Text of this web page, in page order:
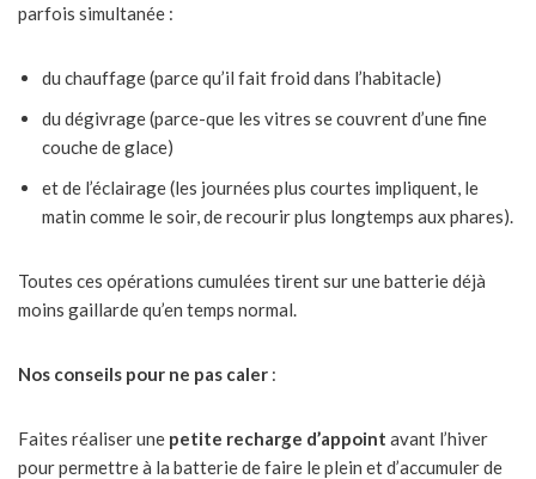
parfois simultanée :
du chauffage (parce qu’il fait froid dans l’habitacle)
du dégivrage (parce-que les vitres se couvrent d’une fine
couche de glace)
et de l’éclairage (les journées plus courtes impliquent, le
matin comme le soir, de recourir plus longtemps aux phares).
Toutes ces opérations cumulées tirent sur une batterie déjà
moins gaillarde qu’en temps normal.
Nos conseils pour ne pas caler :
Faites réaliser une petite recharge d’appoint avant l’hiver
pour permettre à la batterie de faire le plein et d’accumuler de